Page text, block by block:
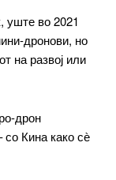
уште во 2021
дронови, но
на развој или
дрон
со Кина како сѐ